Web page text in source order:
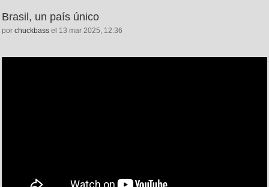
Brasil, un país único
por chuckbass el 13 mar 2025, 12:36